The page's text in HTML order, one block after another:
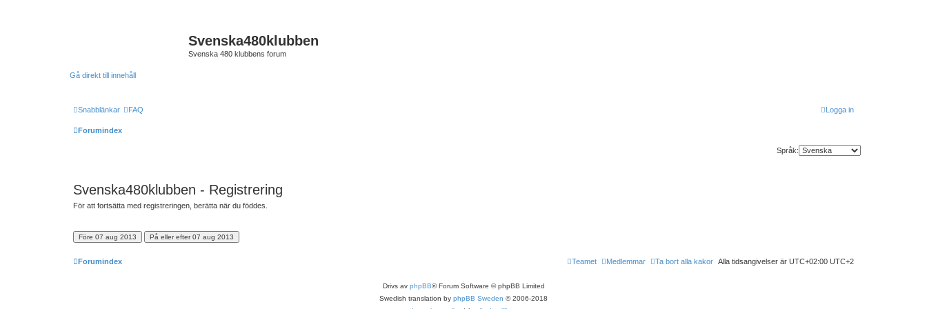
Svenska480klubben
Svenska 480 klubbens forum
Gå direkt till innehåll
Snabblänkar FAQ Logga in
Forumindex
Språk:
Svenska480klubben - Registrering
För att fortsätta med registreringen, berätta när du föddes.
Forumindex Alla tidsangivelser är UTC+02:00 UTC+2
Ta bort alla kakor
Medlemmar
Teamet
Drivs av phpBB® Forum Software © phpBB Limited
Swedish translation by phpBB Sweden © 2006-2018